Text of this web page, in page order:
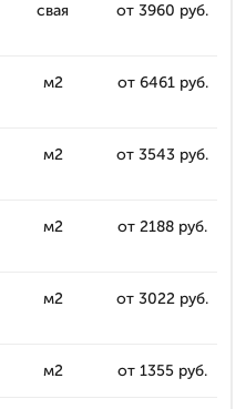
свая от 3960 руб.
м2 от 6461 руб.
м2 от 3543 руб.
м2 от 2188 руб.
м2 от 3022 руб.
м2 от 1355 руб.